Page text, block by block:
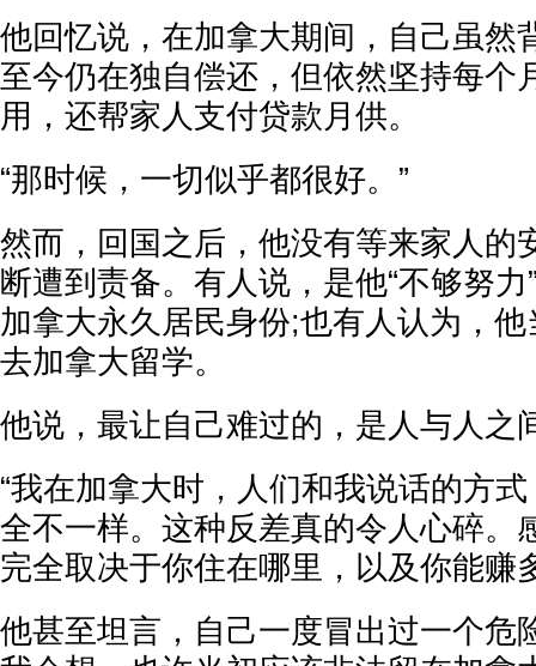
他回忆说，在加拿大期间，自己虽然
至今仍在独自偿还，但依然坚持每个
用，还帮家人支付贷款月供。
“那时候，一切似乎都很好。”
然而，回国之后，他没有等来家人的
断遭到责备。有人说，是他“不够努
加拿大永久居民身份;也有人认为，
去加拿大留学。
他说，最让自己难过的，是人与人之
“我在加拿大时，人们和我说话的方
全不一样。这种反差真的令人心碎。
完全取决于你住在哪里，以及你能赚
他甚至坦言，自己一度冒出过一个危